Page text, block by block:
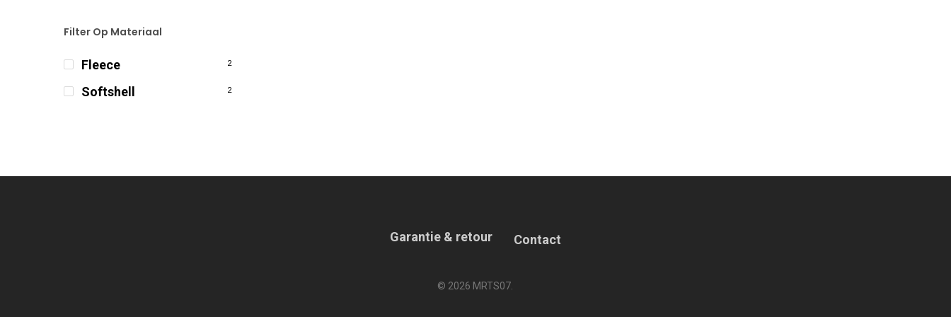
Filter Op Materiaal
Fleece 2
Softshell 2
Garantie & retour Contact
© 2026 MRTS07.